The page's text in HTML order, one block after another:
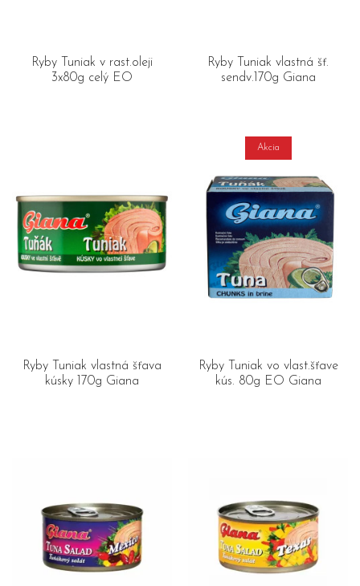
Ryby Tuniak v rast.oleji
3x80g celý EO
Ryby Tuniak vlastná šť.
sendv.170g Giana
Ryby Tuniak vlastná šťava
kúsky 170g Giana
Akcia
Ryby Tuniak vo vlast.šťave
kús. 80g EO Giana